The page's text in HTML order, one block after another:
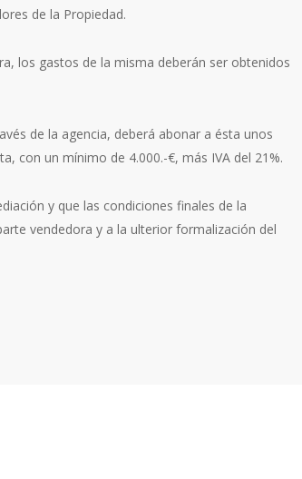
de la Propiedad.
los gastos de la misma deberán ser obtenidos
de la agencia, deberá abonar a ésta unos
con un mínimo de 4.000.-€, más IVA del 21%.
y que las condiciones finales de la
vendedora y a la ulterior formalización del